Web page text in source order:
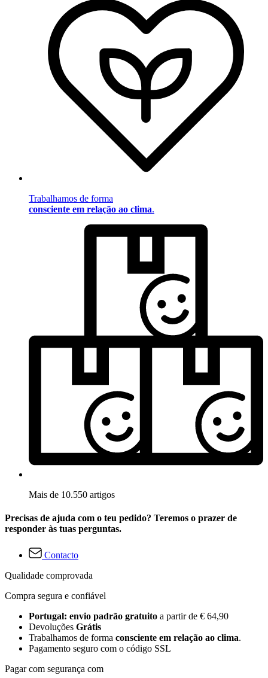
Trabalhamos de forma
consciente em relação ao clima.
Mais de 10.550 artigos
Precisas de ajuda com o teu pedido? Teremos o prazer de
responder às tuas perguntas.
Contacto
Qualidade comprovada
Compra segura e confiável
Portugal: envio padrão gratuito a partir de € 64,90
Devoluções Grátis
Trabalhamos de forma consciente em relação ao clima.
Pagamento seguro com o código SSL
Pagar com segurança com